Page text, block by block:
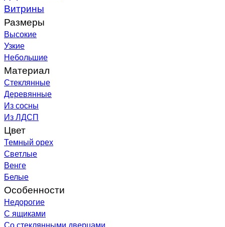
Витрины
Размеры
Высокие
Узкие
Небольшие
Материал
Стеклянные
Деревянные
Из сосны
Из ЛДСП
Цвет
Темный орех
Светлые
Венге
Белые
Особенности
Недорогие
С ящиками